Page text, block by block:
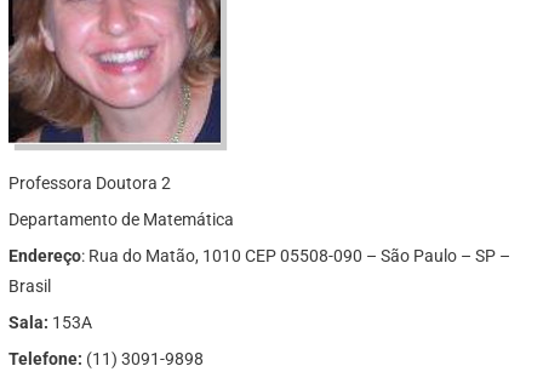
Professora Doutora 2
Departamento de Matemática
Endereço: Rua do Matão, 1010 CEP 05508-090 – São Paulo – SP –
Brasil
Sala: 153A
Telefone: (11) 3091-9898